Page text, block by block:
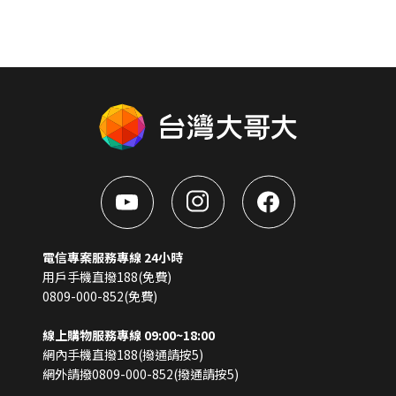
電信專案服務專線 24小時
用戶手機直撥188(免費)
0809-000-852(免費)
線上購物服務專線 09:00~18:00
網內手機直撥188(撥通請按5)
網外請撥0809-000-852(撥通請按5)